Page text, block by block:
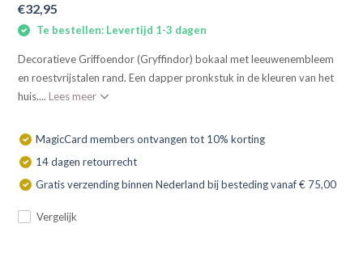
€32,95
Te bestellen: Levertijd 1-3 dagen
Decoratieve Griffoendor (Gryffindor) bokaal met leeuwenembleem
en roestvrijstalen rand. Een dapper pronkstuk in de kleuren van het
huis.... Lees meer
MagicCard members ontvangen tot 10% korting
14 dagen retourrecht
Gratis verzending binnen Nederland bij besteding vanaf € 75,00
Vergelijk